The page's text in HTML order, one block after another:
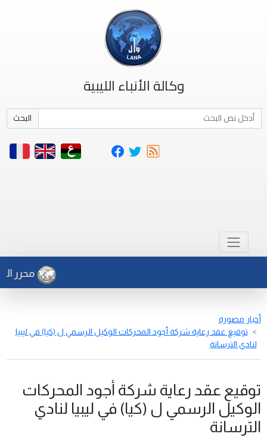
وكالة الأنباء الليبية
البحث
محرر
أخبار مصورة
توقيع عقد رعاية شركة أجود المحركات الوكيل الرسمي ل (كيا) في ليبيا
لنادي الترسانة
توقيع عقد رعاية شركة أجود المحركات
الوكيل الرسمي ل (كيا) في ليبيا لنادي
الترسانة